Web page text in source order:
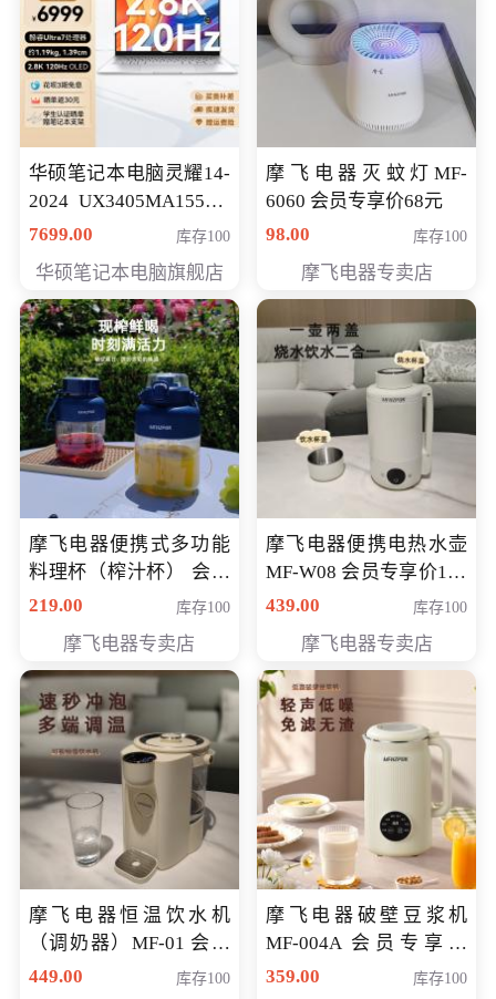
华硕笔记本电脑灵耀14-
2024 UX3405MA155夜
空蓝 oled 智慧轻薄本 会
7699.00 库存100
华硕笔记本电脑旗舰店
摩飞电器灭蚊灯MF-
6060 会员专享价68元
98.00
库存100
摩飞电器专卖店
摩飞电器便携式多功能
料理杯（榨汁杯） 会员
专享价118元
219.00 库存100
摩飞电器专卖店
摩飞电器便携电热水壶
MF-W08 会员专享价198
元
439.00 库存100
摩飞电器专卖店
摩飞电器恒温饮水机
（调奶器）MF-01 会员
专享价366元
449.00 库存100
摩飞电器破壁豆浆机
MF-004A 会员专享价
168元
359.00 库存100